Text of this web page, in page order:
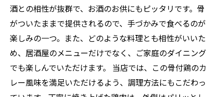
酒との相性が抜群で、お酒のお供にもピッタリです。骨
がついたままで提供されるので、手づかみで食べるのが
楽しみの一つ。また、どのような料理とも相性がいいた
め、居酒屋のメニューだけでなく、ご家庭のダイニング
でも楽しんでいただけます。 当店では、この骨付鶏のカ
レー風味を満足いただけるよう、調理方法にもこだわっ